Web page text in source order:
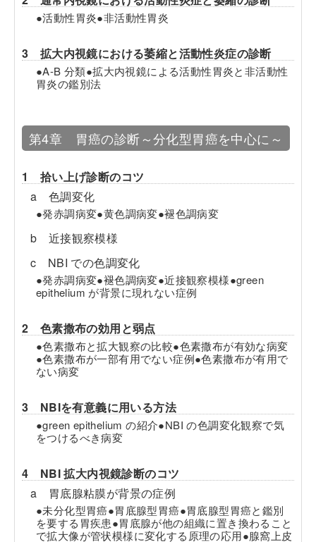
●活動性胃炎●非活動性胃炎
3 拡大内視鏡における萎縮と活動性炎症の診断
●A-B 分類●拡大内視鏡による活動性胃炎と非活動性
胃炎の鑑別法
第4章 胃癌の診断～分化型胃癌を中心に～
1 拾い上げ診断のコツ
a 色調変化
●発赤調病変●黄色調病変●褪色調病変
b 近接観察模様
c NBI での色調変化
●発赤調病変●褪色調病変●近接観察模様●green
epithelium が背景に現れない症例
2 色素撒布の効用と弱点
●色素撒布と拡大観察の比較●色素撒布が有効な病変
●色素撒布が一部有用でない症例●色素撒布が有用で
ない病変
3 NBIを有意義に用いる方法
●green epithelium の紹介●NBI の色調変化観察で気
をつけるべき病変
4 NBI 拡大内視鏡診断のコツ
a 胃底腺粘膜が背景の症例
●未分化型胃癌●胃底腺型胃癌●胃底腺型胃癌と鑑別
を要する胃疾患●胃底腺が他の組織に置き換わること
で拡大像が管状模様に変化する原理の応用●腺窩上皮